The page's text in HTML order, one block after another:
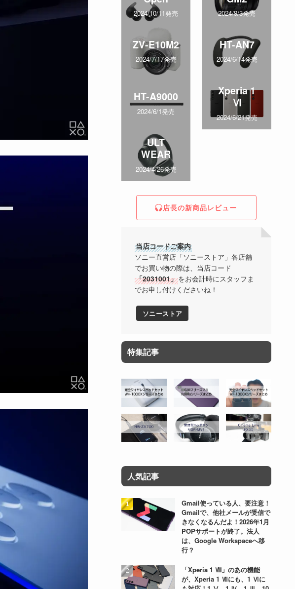
2024/10/11発売 2024/9/3発売
ZV-E10M2
2024/7/17発売
HT-AN7
2024/6/14発売
HT-A9000
2024/6/1発売
Xperia 1
Ⅵ
2024/6/21発売
ULT
WEAR
2024/4/26発売
店長の新商品レビュー
当店コードご案内
ソニー直営店「ソニーストア」各店舗
でお買い物の際は、当店コード
「2031001」をお会計時にスタッフま
でお申し付けくださいね！
ソニーストア
特集記事
人気記事
Gmail使っている人、要注意！
Gmailで、他社メールが受信で
きなくなるんだよ！2026年1月
POPサポートが終了。法人
は、Google Workspaceへ移
行？
「Xperia 1 Ⅷ」のあの機能
が、Xperia 1 Ⅶにも、1 Ⅵに